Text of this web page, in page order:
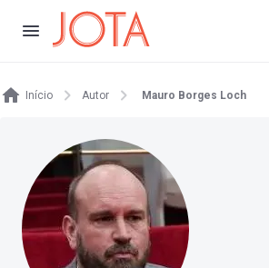
Início Autor Mauro Borges Loch